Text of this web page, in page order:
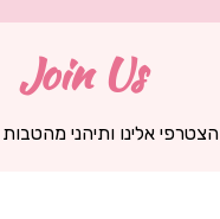
Join Us
הצטרפי אלינו ותיהני